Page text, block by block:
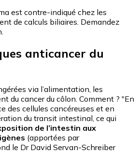
est contre-indiqué chez les
de calculs biliaires. Demandez
anticancer du
via l’alimentation, les
du cancer du côlon. Comment ? "En
des cellules cancéreuses et en
du transit intestinal, ce qui
de l’intestin aux
(apportées par
le Dr David Servan-Schreiber